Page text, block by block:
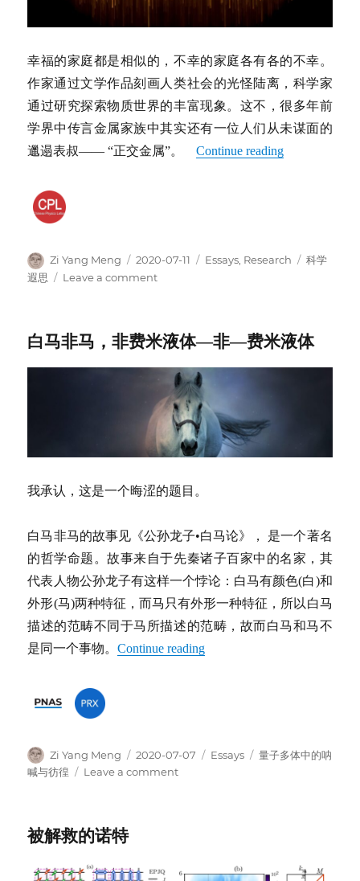
幸福的家庭都是相似的，不幸的家庭各有各的不幸。
作家通过文学作品刻画人类社会的光怪陆离，科学家
通过研究探索物质世界的丰富现象。这不，很多年前
学界中传言金属家族中其实还有一位人们从未谋面的
邋遢表叔—— “正交金属”。Continue reading
Author
Zi Yang Meng
Posted
on
2020-07-11 Categories
Essays, Research Tags
科学
遐思
Leave a commenton
油
表
叔：
一
没
有
子
米
面
的
新
金
属
态
白马非马，非费米液体—非—费米液体
我承认，这是一个晦涩的题目。
白马非马的故事见《公孙龙子•白马论》， 是一个著名
的哲学命题。故事来自于先秦诸子百家中的名家，其
代表人物公孙龙子有这样一个悖论：白马有颜色(白)和
外形(马)两种特征，而马只有外形一种特征，所以白马
描述的范畴不同于马所描述的范畴，故而白马和马不
是同一个事物。Continue reading
Author
Zi Yang Meng
Posted
on
2020-07-07 Categories
Essays Tags
量子多体中的呐
喊与彷徨
Leave a commenton
费
被解救的诺特